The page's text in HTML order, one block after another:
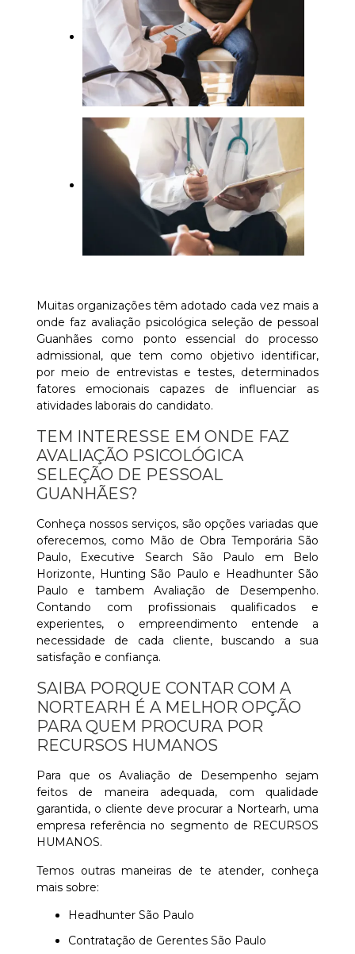
Muitas organizações têm adotado cada vez mais a
onde faz avaliação psicológica seleção de pessoal
Guanhães como ponto essencial do processo
admissional, que tem como objetivo identificar,
por meio de entrevistas e testes, determinados
fatores emocionais capazes de influenciar as
atividades laborais do candidato.
TEM INTERESSE EM ONDE FAZ
AVALIAÇÃO PSICOLÓGICA
SELEÇÃO DE PESSOAL
GUANHÃES?
Conheça nossos serviços, são opções variadas que
oferecemos, como Mão de Obra Temporária São
Paulo, Executive Search São Paulo em Belo
Horizonte, Hunting São Paulo e Headhunter São
Paulo e tambem Avaliação de Desempenho.
Contando com profissionais qualificados e
experientes, o empreendimento entende a
necessidade de cada cliente, buscando a sua
satisfação e confiança.
SAIBA PORQUE CONTAR COM A
NORTEARH É A MELHOR OPÇÃO
PARA QUEM PROCURA POR
RECURSOS HUMANOS
Para que os Avaliação de Desempenho sejam
feitos de maneira adequada, com qualidade
garantida, o cliente deve procurar a Nortearh, uma
empresa referência no segmento de RECURSOS
HUMANOS.
Temos outras maneiras de te atender, conheça
mais sobre:
Headhunter São Paulo
Contratação de Gerentes São Paulo